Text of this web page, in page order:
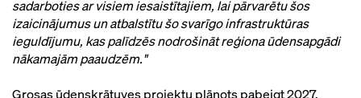
sadarboties ar visiem iesaistītajiem, lai pārvarētu šos
izaicinājumus un atbalstītu šo svarīgo infrastruktūras
ieguldījumu, kas palīdzēs nodrošināt reģiona ūdensapgādi
nākamajām paaudzēm."
Grosas ūdenskrātuves projektu plānots pabeigt 2027.